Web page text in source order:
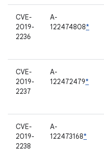
CVE-
2019-
2236
A-
122474808*
CVE-
2019-
2237
A-
122472479*
CVE-
2019-
2238
A-
122473168*